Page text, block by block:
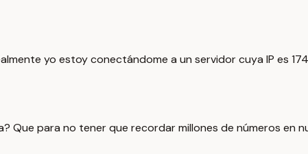
yo estoy conectándome a un servidor cuya IP es
Que para no tener que recordar millones de números en